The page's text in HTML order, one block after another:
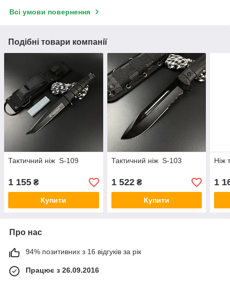
Всі умови повернення
Подібні товари компанії
Тактичний ніж S-109
1 155 ₴
Купити
Тактичний ніж S-103
1 522₴
Купити
Ніж
1
Про нас
94% позитивних з 16 відгуків за рік
Працює з 26.09.2016